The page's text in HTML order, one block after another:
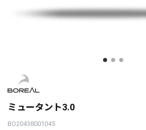
ミュータント3.0
BO20438001045